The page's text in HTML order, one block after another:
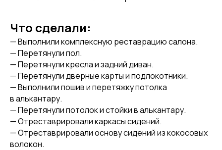
Что сделали:
— Выполнили комплексную реставрацию салона.
— Перетянули пол.
— Перетянули кресла и задний диван.
— Перетянули дверные карты и подлокотники.
— Выполнили пошив и перетяжку потолка
в алькантару.
— Перетянули потолок и стойки в алькантару.
— Отреставрировали каркасы сидений.
— Отреставрировали основу сидений из кокосовых
волокон.